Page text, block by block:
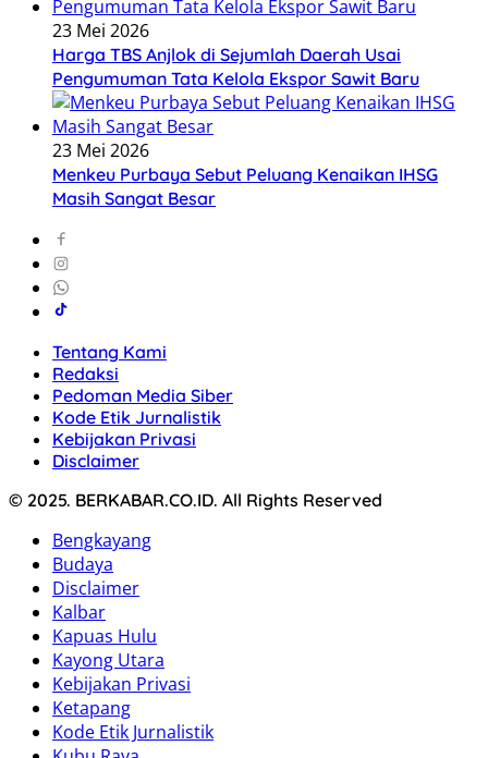
23 Mei 2026
Harga TBS Anjlok di Sejumlah Daerah Usai
Pengumuman Tata Kelola Ekspor Sawit Baru
23 Mei 2026
Menkeu Purbaya Sebut Peluang Kenaikan IHSG
Masih Sangat Besar
Tentang Kami
Redaksi
Pedoman Media Siber
Kode Etik Jurnalistik
Kebijakan Privasi
Disclaimer
© 2025. BERKABAR.CO.ID. All Rights Reserved
Bengkayang
Budaya
Disclaimer
Kalbar
Kapuas Hulu
Kayong Utara
Kebijakan Privasi
Ketapang
Kode Etik Jurnalistik